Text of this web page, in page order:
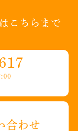
こちらまで
合わせ